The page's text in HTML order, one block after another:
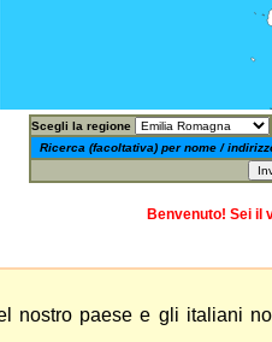
Scegli la regione
Ricerca (facoltativa) per nome /
Benvenuto! Sei il
nostro paese e gli italiani